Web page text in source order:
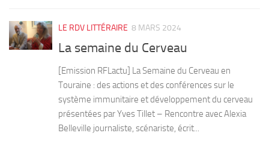
LE RDV LITTÉRAIRE 8 MARS 2024
La semaine du Cerveau
[Emission RFLactu] La Semaine du Cerveau en
Touraine : des actions et des conférences sur le
système immunitaire et développement du cerveau
présentées par Yves Tillet – Rencontre avec Alexia
Belleville journaliste, scénariste, écrit...